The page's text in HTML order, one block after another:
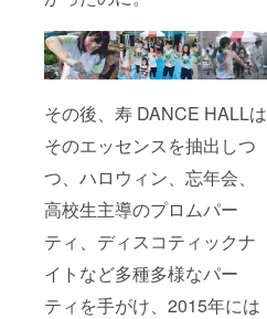
その後、寿 DANCE HALLは
そのエッセンスを抽出しつ
つ、ハロウィン、忘年会、
高校生主導のプロムパー
ティ、ディスコティックナ
イトなど多種多様なパー
ティを手がけ、2015年には